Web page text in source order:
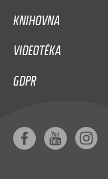
KNIHOVNA
VIDEOTÉKA
GDPR